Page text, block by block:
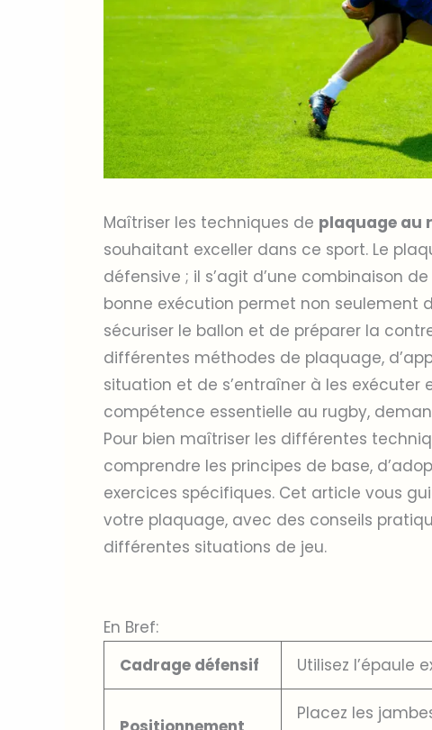
Maîtriser les techniques de plaquage au
souhaitant exceller dans ce sport. Le
défensive ; il s’agit d’une combinaison
bonne exécution permet non seulement
sécuriser le ballon et de préparer la
différentes méthodes de plaquage,
situation et de s’entraîner à les
compétence essentielle au rugby,
Pour bien maîtriser les différentes
comprendre les principes de base,
exercices spécifiques. Cet article vous
votre plaquage, avec des conseils
différentes situations de jeu.
En Bref:
Cadrage défensif
Utilisez l’épaule
Placez les